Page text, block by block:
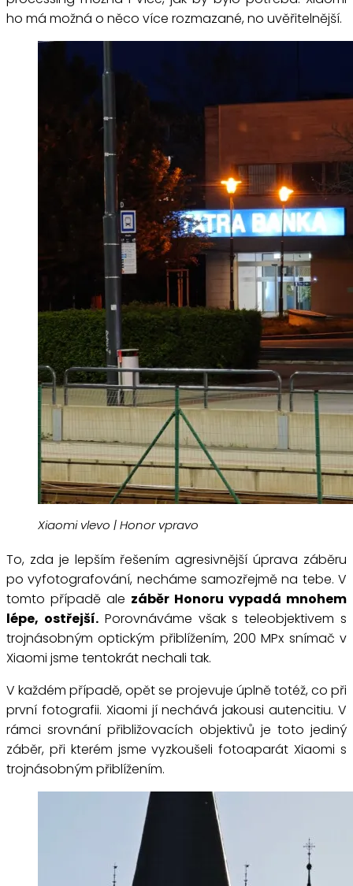
ho má možná o něco více rozmazané, no uvěřitelnější.
Xiaomi vlevo | Honor vpravo
To, zda je lepším řešením agresivnější úprava záběru
po vyfotografování, necháme samozřejmě na tebe. V
tomto případě ale záběr Honoru vypadá mnohem
lépe, ostřejší.Porovnáváme však s teleobjektivem s
trojnásobným optickým přiblížením, 200 MPx snímač v
Xiaomi jsme tentokrát nechali tak.
V každém případě, opět se projevuje úplně totéž, co při
první fotografii. Xiaomi jí nechává jakousi autencitiu. V
rámci srovnání přibližovacích objektivů je toto jediný
záběr, při kterém jsme vyzkoušeli fotoaparát Xiaomi s
trojnásobným přiblížením.